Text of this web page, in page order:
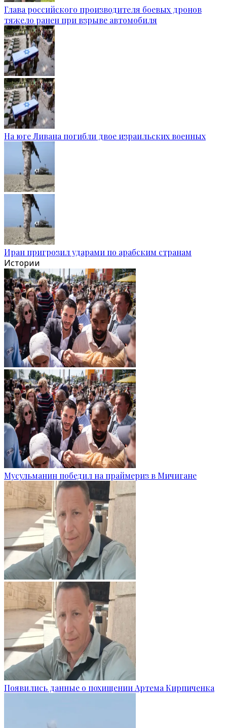
Глава российского производителя боевых дронов
тяжело ранен при взрыве автомобиля
На юге Ливана погибли двое израильских военных
Иран пригрозил ударами по арабским странам
Истории
Мусульманин победил на праймериз в Мичигане
Появились данные о похищении Артема Кирпиченка